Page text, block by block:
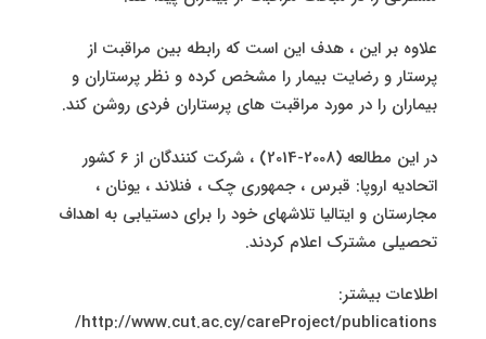
علاوه بر این ، هدف این است که رابطه بین مراقبت از
پرستار و رضایت بیمار را مشخص کرده و نظر پرستاران و
بیماران را در مورد مراقبت های پرستاران فردی روشن کند.
در این مطالعه (2008-2014) ، شرکت کنندگان از 6 کشور
اتحادیه اروپا: قبرس ، جمهوری چک ، فنلاند ، یونان ،
مجارستان و ایتالیا تلاشهای خود را برای دستیابی به اهداف
تحصیلی مشترک اعلام کردند.
اطلاعات بیشتر:
http://www.cut.ac.cy/careProject/publications/